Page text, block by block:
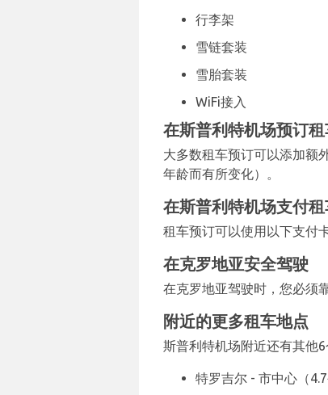
行李架
雪链套装
雪胎套装
WiFi接入
在斯普利特机场预订
大多数租车预订可以添加额
年龄而有所变化）。
在斯普利特机场支付租
租车预订可以使用以下支付
在克罗地亚安全驾驶
在克罗地亚驾驶时，您必须
附近的更多租车地点
斯普利特机场附近还有其他
特罗吉尔 - 市中心（4.7